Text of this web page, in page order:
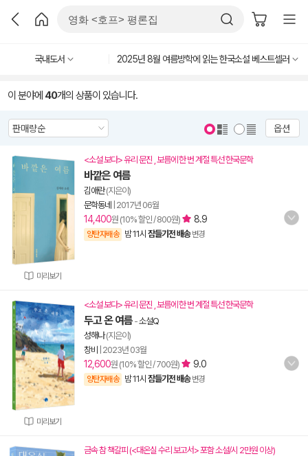
국내도서 2025년 8월 여름방학에 읽는 한국소설 베스트셀러
이 분야에 40개의 상품이 있습니다.
옵션
미리보기
<소설 보다> 유리 문진 , 보름에 한 번 계절 특선 한국문학
바깥은 여름
김애란(지은이)
문학동네
2017년 06월
14,400원 (10% 할인 / 800원) 8.9
양탄자배송 밤 11시 잠들기전 배송 변경
미리보기
<소설 보다> 유리 문진 , 보름에 한 번 계절 특선 한국문학
두고 온 여름 -소설Q
성해나(지은이)
창비
2023년 03월
12,600원 (10% 할인 / 700원) 9.0
양탄자배송 밤 11시 잠들기전 배송 변경
금속 참 책갈피 (<대온실 수리 보고서> 포함 소설/시 2만원 이상)